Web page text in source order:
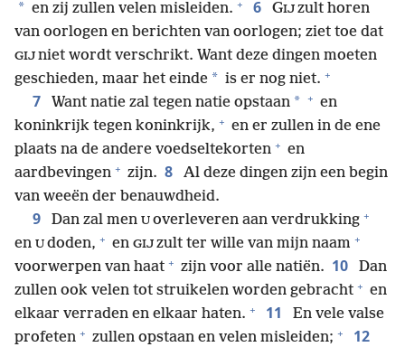
* en zij zullen velen misleiden. + 6 GIJ zult horen
van oorlogen en berichten van oorlogen; ziet toe dat
GIJ niet wordt verschrikt. Want deze dingen moeten
geschieden, maar het einde * is er nog niet. +
7 Want natie zal tegen natie opstaan * + en
koninkrijk tegen koninkrijk, + en er zullen in de ene
plaats na de andere voedseltekorten + en
aardbevingen + zijn. 8
Al deze dingen zijn een begin
van weeën der benauwdheid.
9 Dan zal men U overleveren aan verdrukking +
en U doden, + en GIJ zult ter wille van mijn naam +
voorwerpen van haat + zijn voor alle natiën. 10
Dan
zullen ook velen tot struikelen worden gebracht + en
elkaar verraden en elkaar haten. + 11
En vele valse
profeten + zullen opstaan en velen misleiden; + 12